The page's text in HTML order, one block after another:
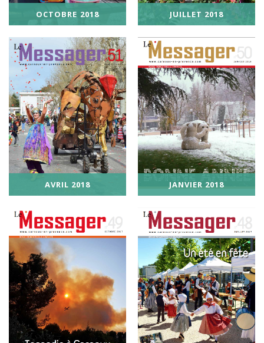
OCTOBRE 2018 JUILLET 2018
AVRIL 2018 JANVIER 2018